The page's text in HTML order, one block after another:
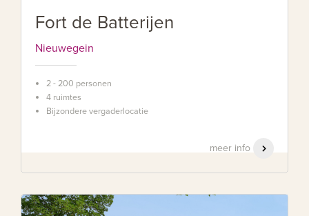
Fort de Batterijen
Nieuwegein
2 - 200 personen
4 ruimtes
Bijzondere vergaderlocatie
meer info